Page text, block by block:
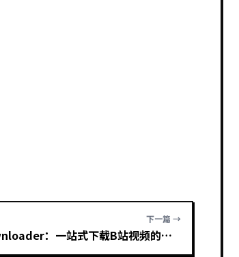
下一篇 →
Bili23 Downloader：一站式下载B站视频的利器